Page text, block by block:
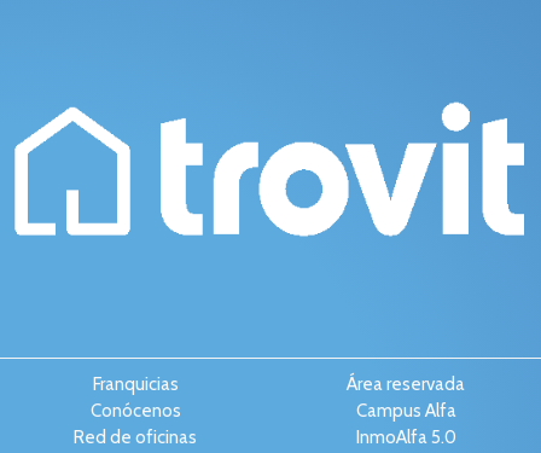
Franquicias
Conócenos
Red de oficinas
Área reservada
Campus Alfa
InmoAlfa 5.0